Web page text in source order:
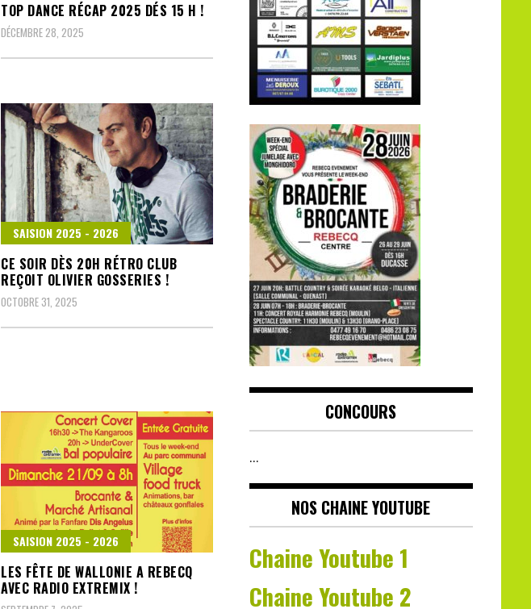
TOP DANCE RÉCAP 2025 DÉS 15 H !
DÉCEMBRE 28, 2025
SAISION 2025 - 2026
CE SOIR DÈS 20H RÉTRO CLUB
REÇOIT OLIVIER GOSSERIES !
OCTOBRE 31, 2025
SAISION 2025 - 2026
LES FÊTE DE WALLONIE A REBECQ
AVEC RADIO EXTREMIX !
CONCOURS
…
NOS CHAINE YOUTUBE
Chaine Youtube 1
Chaine Youtube 2